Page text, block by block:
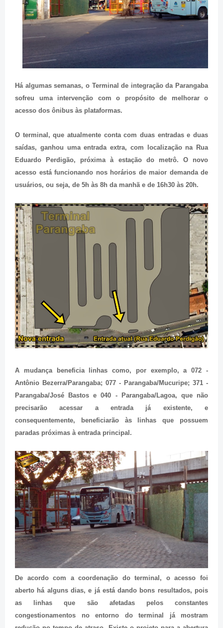
Há algumas semanas, o Terminal de integração da Parangaba
sofreu uma intervenção com o propósito de melhorar o
acesso dos ônibus às plataformas.
O terminal, que atualmente conta com duas entradas e duas
saídas, ganhou uma entrada extra, com localização na Rua
Eduardo Perdigão, próxima à estação do metrô. O novo
acesso está funcionando nos horários de maior demanda de
usuários, ou seja, de 5h às 8h da manhã e de 16h30 às 20h.
A mudança beneficia linhas como, por exemplo, a 072 -
Antônio Bezerra/Parangaba; 077 - Parangaba/Mucuripe; 371 -
Parangaba/José Bastos e 040 - Parangaba/Lagoa, que não
precisarão acessar a entrada já existente, e
consequentemente, beneficiarão às linhas que possuem
paradas próximas à entrada principal.
De acordo com a coordenação do terminal, o acesso foi
aberto há alguns dias, e já está dando bons resultados, pois
as linhas que são afetadas pelos constantes
congestionamentos no entorno do terminal já mostram